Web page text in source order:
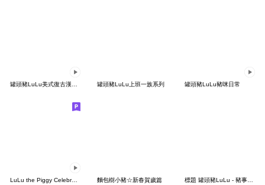
罐頭豬LuLu美式復古漢堡店 罐頭豬LuLu上班一族系列 罐頭豬LuLu豬咪日常
LuLu the Piggy Celebration Party 麵包樹小豬☆新春賀歲篇 標題 罐頭豬LuLu - 豬事日常